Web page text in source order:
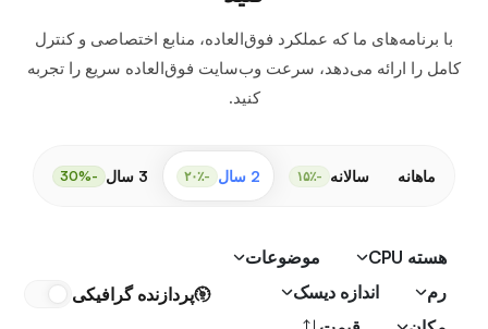
با برنامه‌های ما که عملکرد فوق‌العاده، منابع اختصاصی و کنترل
کامل را ارائه می‌دهد، سرعت وب‌سایت فوق‌العاده سریع را تجربه
کنید.
ماهانه سالانه -۱۵٪ 2 سال -۲۰٪ 3 سال -30%
هسته CPU
موضوعات
رم
اندازه دیسک
پردازنده گرافیکی